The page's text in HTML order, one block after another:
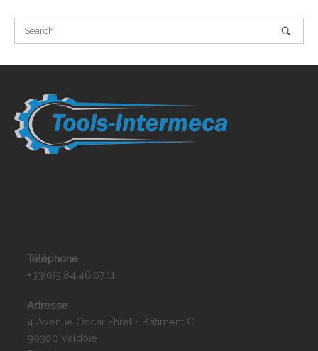
Téléphone
+33(0)3.84.46.07.11
Adresse
4 Avenue Oscar Ehret - Bâtiment C
90300 Valdoie